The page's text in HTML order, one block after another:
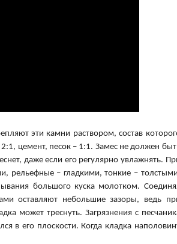
эти камни раствором, состав
цемент, песок – 1:1. Замес не должен
даже если его регулярно увлажнять.
рельефные – гладкими, тонкие –
большого куска молотком.
оставляют небольшие зазоры, ведь
может треснуть. Загрязнения с
в его плоскости. Когда кладка